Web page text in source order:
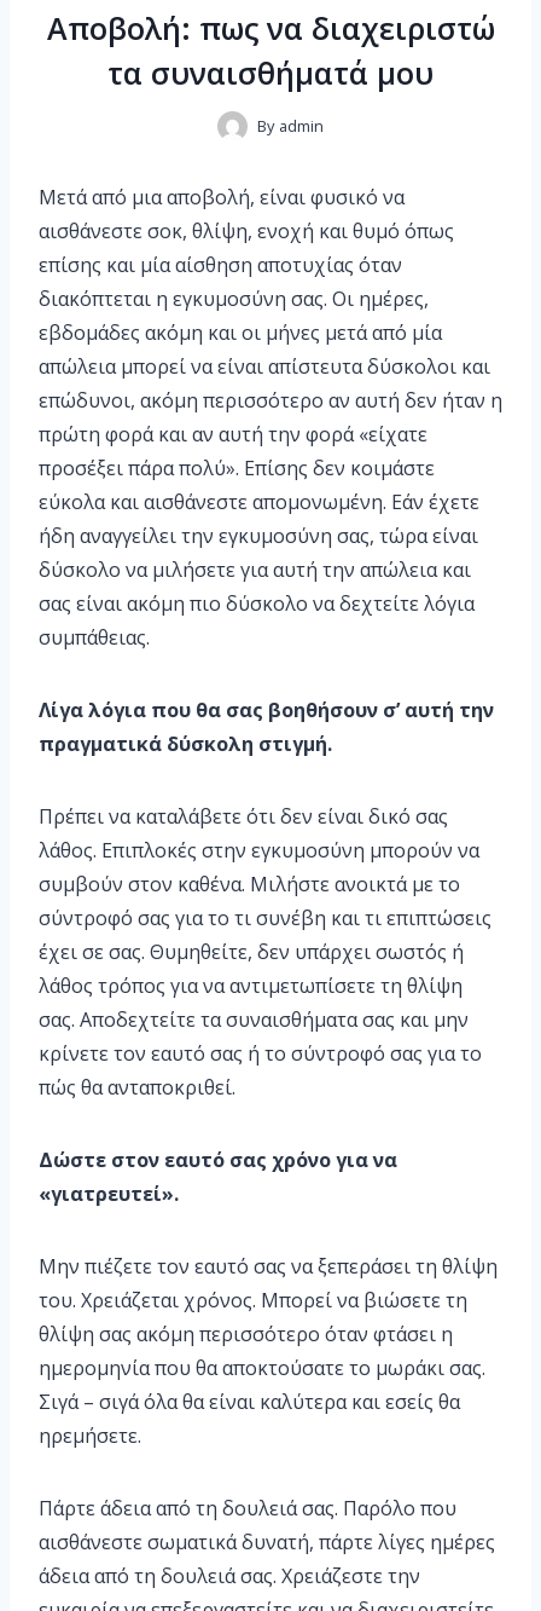
Αποβολή: πως να διαχειριστώ
τα συναισθήματά μου
By admin
Μετά από μια αποβολή, είναι φυσικό να
αισθάνεστε σοκ, θλίψη, ενοχή και θυμό όπως
επίσης και μία αίσθηση αποτυχίας όταν
διακόπτεται η εγκυμοσύνη σας. Οι ημέρες,
εβδομάδες ακόμη και οι μήνες μετά από μία
απώλεια μπορεί να είναι απίστευτα δύσκολοι και
επώδυνοι, ακόμη περισσότερο αν αυτή δεν ήταν η
πρώτη φορά και αν αυτή την φορά «είχατε
προσέξει πάρα πολύ». Επίσης δεν κοιμάστε
εύκολα και αισθάνεστε απομονωμένη. Εάν έχετε
ήδη αναγγείλει την εγκυμοσύνη σας, τώρα είναι
δύσκολο να μιλήσετε για αυτή την απώλεια και
σας είναι ακόμη πιο δύσκολο να δεχτείτε λόγια
συμπάθειας.
Λίγα λόγια που θα σας βοηθήσουν σ’ αυτή την
πραγματικά δύσκολη στιγμή.
Πρέπει να καταλάβετε ότι δεν είναι δικό σας
λάθος. Επιπλοκές στην εγκυμοσύνη μπορούν να
συμβούν στον καθένα. Μιλήστε ανοικτά με το
σύντροφό σας για το τι συνέβη και τι επιπτώσεις
έχει σε σας. Θυμηθείτε, δεν υπάρχει σωστός ή
λάθος τρόπος για να αντιμετωπίσετε τη θλίψη
σας. Αποδεχτείτε τα συναισθήματα σας και μην
κρίνετε τον εαυτό σας ή το σύντροφό σας για το
πώς θα ανταποκριθεί.
Δώστε στον εαυτό σας χρόνο για να
«γιατρευτεί».
Μην πιέζετε τον εαυτό σας να ξεπεράσει τη θλίψη
του. Χρειάζεται χρόνος. Μπορεί να βιώσετε τη
θλίψη σας ακόμη περισσότερο όταν φτάσει η
ημερομηνία που θα αποκτούσατε το μωράκι σας.
Σιγά – σιγά όλα θα είναι καλύτερα και εσείς θα
ηρεμήσετε.
Πάρτε άδεια από τη δουλειά σας. Παρόλο που
αισθάνεστε σωματικά δυνατή, πάρτε λίγες ημέρες
άδεια από τη δουλειά σας. Χρειάζεστε την